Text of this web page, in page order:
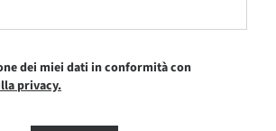
dei miei dati in conformità con
privacy.